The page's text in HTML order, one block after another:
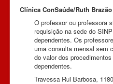
Clínica ConSaúde/Ruth Brazão
O professor ou professora
requisição na sede do
dependentes. Os
uma consulta mensal sem
do valor dos
dependentes.
Travessa Rui Barbosa,